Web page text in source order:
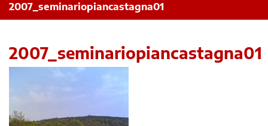
2007_seminariopiancastagna01
2007_seminariopiancastagna01